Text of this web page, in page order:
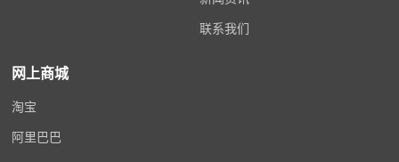
联系我们
网上商城
淘宝
阿里巴巴